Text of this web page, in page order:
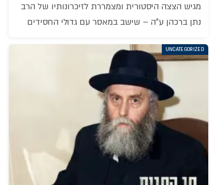
מגיש הצצה היסטורית ומצמררת לזיכרונותיו של הרב
נתן ברכהן ע"ה – שישב במאסר עם גדולי החסידים
UNCATEGORIZED